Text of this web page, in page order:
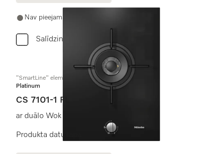
Nav pieejams
Salīdzini
"SmartLine" elements
Platinum
CS 7101-1 FL
ar duālo Wok degli
Produkta datu lapa